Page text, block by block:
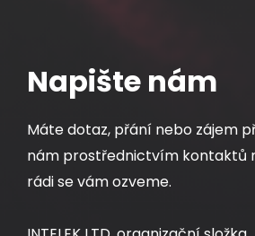
Napište nám
Máte dotaz, přání nebo zájem
nám prostřednictvím kontaktů
rádi se vám ozveme.